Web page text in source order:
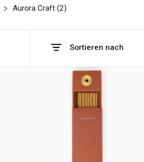
Aurora Craft (2)
Sortieren nach